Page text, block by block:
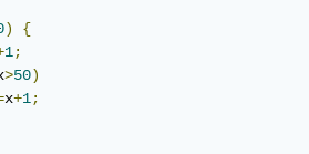
)
{
1;
>50)
x+1;